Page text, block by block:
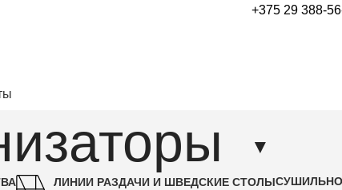
+375 29 388-
▼
ЛИНИИ РАЗДАЧИ И ШВЕДСКИЕ СТОЛЫ